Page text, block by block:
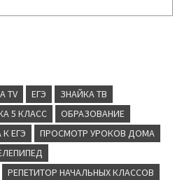
TV ЕГЭ
ЗНАЙКА ТВ
5 КЛАСС
ОБРАЗОВАНИЕ
ЕГЭ
ПРОСМОТР УРОКОВ ДОМА
РЕПЕТИТОР НАЧАЛЬНЫХ КЛАССОВ